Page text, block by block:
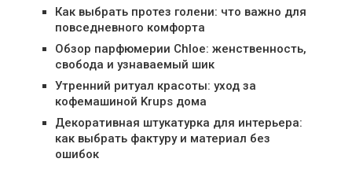
Как выбрать протез голени: что важно для
повседневного комфорта
Обзор парфюмерии Chloe: женственность,
свобода и узнаваемый шик
Утренний ритуал красоты: уход за
кофемашиной Krups дома
Декоративная штукатурка для интерьера:
как выбрать фактуру и материал без
ошибок